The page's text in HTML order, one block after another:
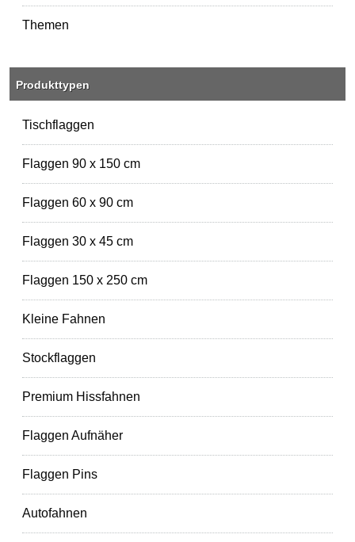
Themen
Produkttypen
Tischflaggen
Flaggen 90 x 150 cm
Flaggen 60 x 90 cm
Flaggen 30 x 45 cm
Flaggen 150 x 250 cm
Kleine Fahnen
Stockflaggen
Premium Hissfahnen
Flaggen Aufnäher
Flaggen Pins
Autofahnen